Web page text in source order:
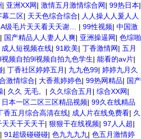
| 亚洲XX网| 激情五月激情综合网| 99热日本|
幕二区| 天天色综合综合| 人人操人人爰人人
级毛片天天看天天谢… | 99性视频| 中国激
| 国产精品人人妻人人爽| 亚洲操逼网| 色综啪
成人短视频在线| 91欧美| 丁香激情网| 五月
视频自拍9l视频自拍九色学生| 能看的av片|
| 丁香社区婷婷五月 | 九九色99| 婷婷九月久
激情综合| 大香蕉婷婷色| 99热网精品| 国产
| 久久 无毛。 | 久久综合五月 | 综合XX网|
日本一区二区三区精品视频| 99久在线精品
香五月综合高清在线| 成人片在线免费看| 久
天天干天天干| 狠狠干在线视频| 97人人超|
| 91超级碰碰碰| 色九九九九| 色五月激情婷